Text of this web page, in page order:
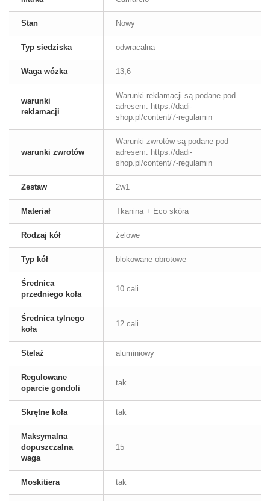
Stan Nowy
Typ siedziska odwracalna
Waga wózka 13,6
warunki
reklamacji
Warunki reklamacji są podane pod
adresem: https://dadi-
shop.pl/content/7-regulamin
warunki zwrotów
Warunki zwrotów są podane pod
adresem: https://dadi-
shop.pl/content/7-regulamin
Zestaw 2w1
Materiał Tkanina + Eco skóra
Rodzaj kół żelowe
Typ kół blokowane obrotowe
Średnica
przedniego koła
10 cali
Średnica tylnego
koła
12 cali
Stelaż aluminiowy
Regulowane
oparcie gondoli
tak
Skrętne koła tak
Maksymalna
dopuszczalna
waga
15
Moskitiera tak